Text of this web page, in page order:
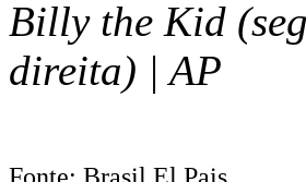
Billy the Kid
direita) | AP
Fonte: Brasil El Pais